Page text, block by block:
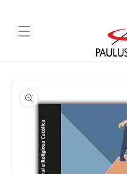
conteúdo
informação
do produto